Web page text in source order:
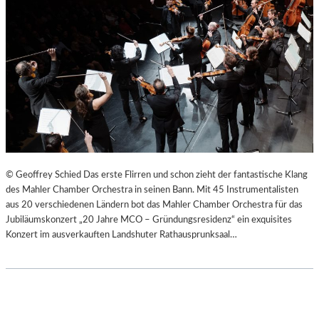
© Geoffrey Schied Das erste Flirren und schon zieht der fantastische Klang
des Mahler Chamber Orchestra in seinen Bann. Mit 45 Instrumentalisten
aus 20 verschiedenen Ländern bot das Mahler Chamber Orchestra für das
Jubiläumskonzert „20 Jahre MCO – Gründungsresidenz“ ein exquisites
Konzert im ausverkauften Landshuter Rathausprunksaal…